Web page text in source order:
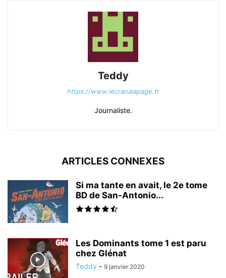
Teddy
https://www.lecranalapage.fr
Journaliste.
ARTICLES CONNEXES
Si ma tante en avait, le 2e tome
BD de San-Antonio...
Les Dominants tome 1 est paru
chez Glénat
Teddy - 9 janvier 2020